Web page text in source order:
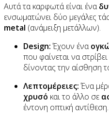
Αυτά τα καρφωτά είναι ένα
ενσωματώνει δύο μεγάλες
metal (ανάμειξη μετάλλων).
Design:Έχουν ένα
που φαίνεται να
δίνοντας την αίσθηση
Λεπτομέρειες:Ένα
χρυσό και το άλλο σε
έντονη οπτική αντίθεση.